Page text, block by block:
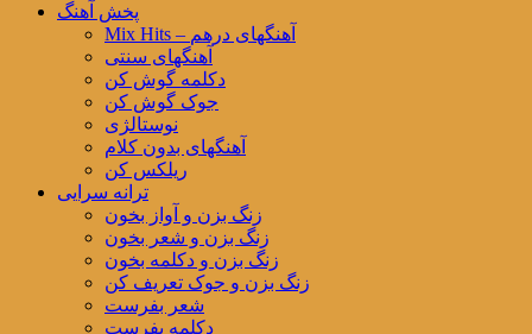
پخش آهنگ
Mix Hits – آهنگهای درهم
آهنگهای سنتی
دکلمه گوش کن
جوک گوش کن
نوستالژی
آهنگهای بدون کلام
ریلکس کن
ترانه سرایی
زنگ بزن و آواز بخون
زنگ بزن و شعر بخون
زنگ بزن و دکلمه بخون
زنگ بزن و جوک تعریف کن
شعر بفرست
دکلمه بفرست